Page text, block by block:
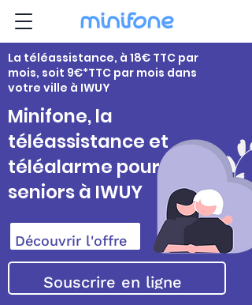
La téléassistance, à 18€ TTC par
mois, soit 9€*TTC par mois dans
votre ville à IWUY
Minifone, la
téléassistance et
téléalarme pour
seniors à IWUY
Découvrir l'offre
Souscrire en ligne